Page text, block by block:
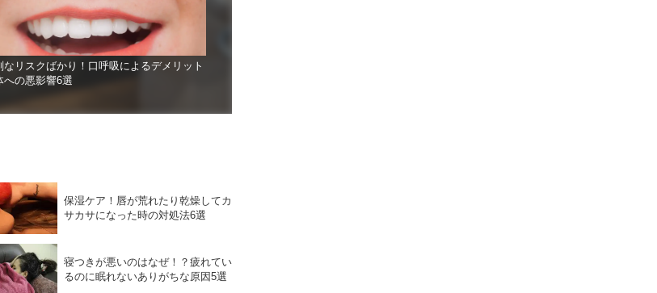
なリスクばかり！口呼吸によるデメリット
への悪影響6選
保湿ケア！唇が荒れたり乾燥してカ
サカサになった時の対処法6選
寝つきが悪いのはなぜ！？疲れてい
るのに眠れないありがちな原因5選